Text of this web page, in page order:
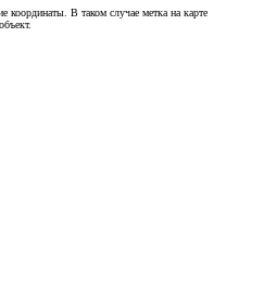
координаты. В таком случае метка на карте